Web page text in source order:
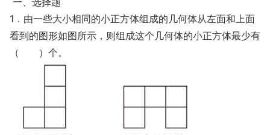
1．由一些大小相同的小正方体组成的几何体从左面和上面
看到的图形如图所示，则组成这个几何体的小正方体最少有
（ ）个。